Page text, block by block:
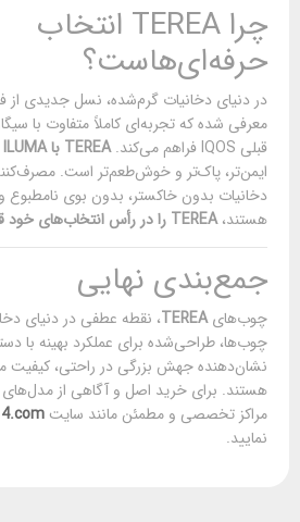
چرا TEREA انتخاب
حرفه‌ای‌هاست؟
در دنیای دخانیات گرم‌شده، نسل جدیدی
معرفی شده که تجربه‌ای کاملاً متفاوت با
قبلی IQOS فراهم می‌کند.
TEREA با IQOS ILUMA
ایمن‌تر، پاک‌تر و خوش‌طعم‌تر است.
دخانیات بدون خاکستر، بدون بوی نامطبوع و
هستند،TEREA را در رأس انتخاب‌های خود قرار می‌دهند
جمع‌بندی نهایی
چوب‌هایTEREA، نقطه عطفی در دنیای
چوب‌ها، طراحی‌شده برای عملکرد بهینه با
نشان‌دهنده جهش بزرگی در راحتی،
هستند. برای خرید اصل و آگاهی از
مراکز تخصصی و مطمئن مانند سایت
نمایید.